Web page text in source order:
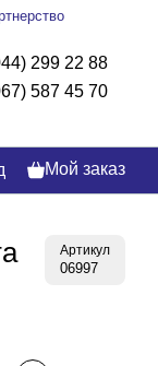
299 22 88
587 45 70
Мой заказ
Артикул
06997